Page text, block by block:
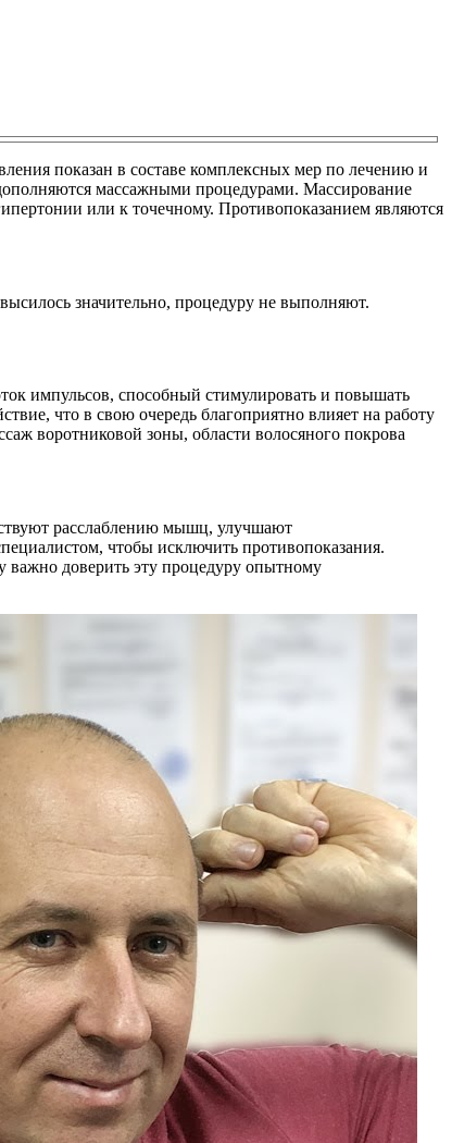
показан в составе комплексных мер по лечению и
массажными процедурами. Массирование
или к точечному. Противопоказанием являются
значительно, процедуру не выполняют.
импульсов, способный стимулировать и повышать
что в свою очередь благоприятно влияет на работу
воротниковой зоны, области волосяного покрова
расслаблению мышц, улучшают
чтобы исключить противопоказания.
важно доверить эту процедуру опытному